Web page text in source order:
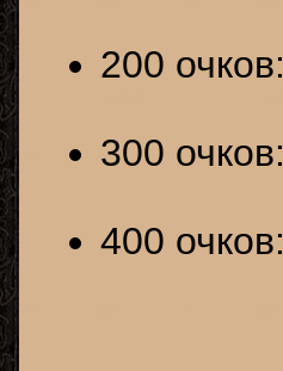
200
300
400